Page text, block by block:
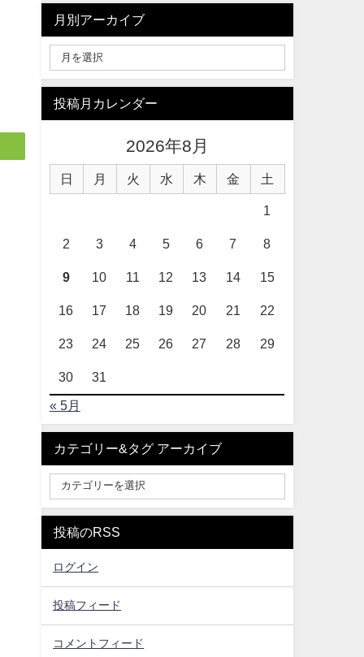
月別アーカイブ
投稿月カレンダー
2026年8月
日 月 火 水 木 金 土
1
2 3 4 5 6 7 8
9 10 11 12 13 14 15
16 17 18 19 20 21 22
23 24 25 26 27 28 29
30 31
« 5月
カテゴリー&タグ アーカイブ
投稿のRSS
ログイン
投稿フィード
コメントフィード